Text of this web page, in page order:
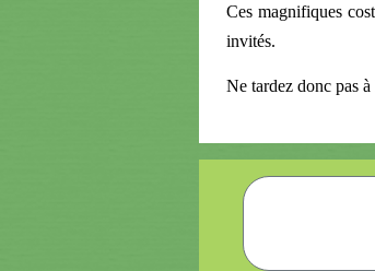
Ces magnifiques
invités.
Ne tardez donc pas